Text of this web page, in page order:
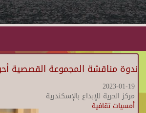
ندوة مناقشة المجموعة القصصية
2023-01-19
مركز الحرية للإبداع بالإسكندرية
أمسيات ثقافية